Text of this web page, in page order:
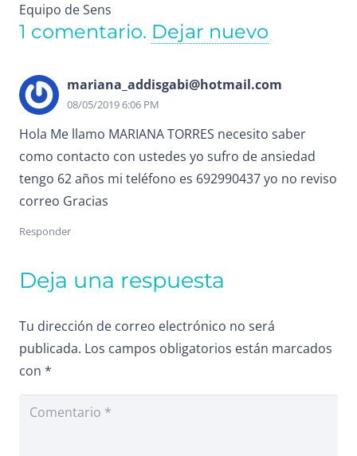
Equipo de Sens
1 comentario. Dejar nuevo
mariana_addisgabi@hotmail.com
08/05/2019 6:06 PM
Hola Me llamo MARIANA TORRES necesito saber
como contacto con ustedes yo sufro de ansiedad
tengo 62 años mi teléfono es 692990437 yo no reviso
correo Gracias
Responder
Deja una respuesta
Tu dirección de correo electrónico no será
publicada. Los campos obligatorios están marcados
con *